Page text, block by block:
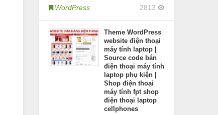
WordPress 2813
Theme WordPress
website điện thoại
máy tính laptop |
Source code bán
điện thoại máy tính
laptop phụ kiện |
Shop điện thoại
máy tính fpt shop
điện thoại laptop
cellphones